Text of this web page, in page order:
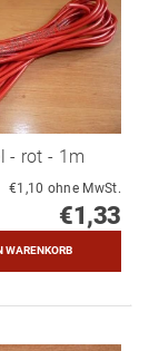
- rot - 1m
€1,10 ohne MwSt.
€1,33